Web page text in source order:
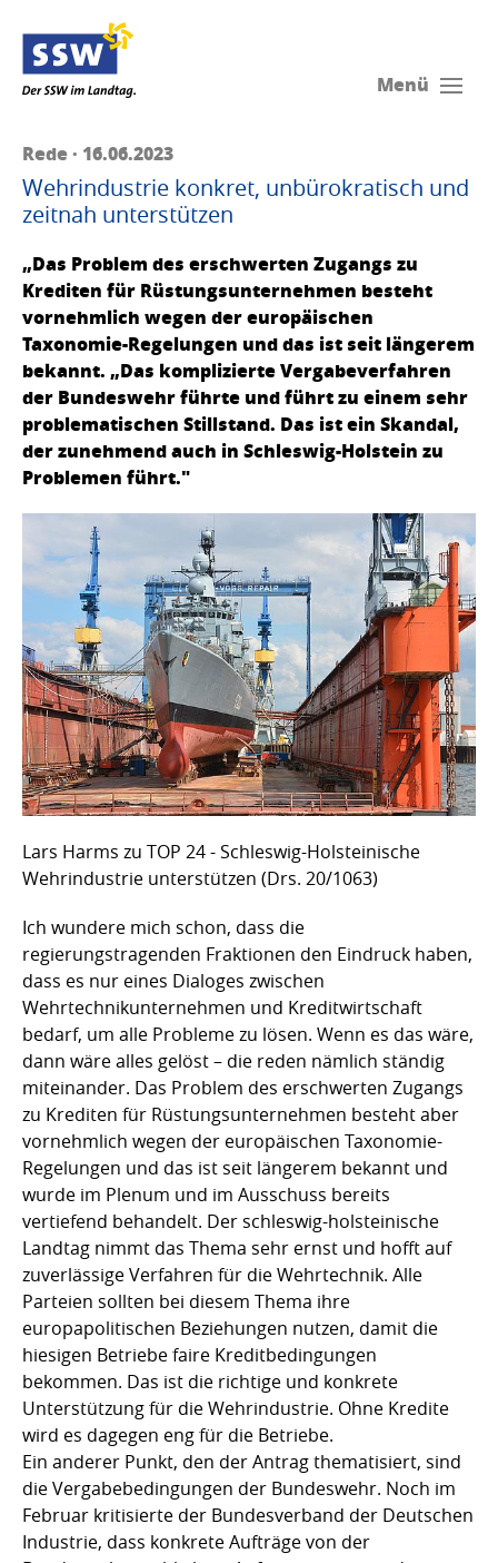
Menü
Rede · 16.06.2023
Wehrindustrie konkret, unbürokratisch und
zeitnah unterstützen
„Das Problem des erschwerten Zugangs zu
Krediten für Rüstungsunternehmen besteht
vornehmlich wegen der europäischen
Taxonomie-Regelungen und das ist seit längerem
bekannt. „Das komplizierte Vergabeverfahren
der Bundeswehr führte und führt zu einem sehr
problematischen Stillstand. Das ist ein Skandal,
der zunehmend auch in Schleswig-Holstein zu
Problemen führt."
Lars Harms zu TOP 24 - Schleswig-Holsteinische
Wehrindustrie unterstützen (Drs. 20/1063)
Ich wundere mich schon, dass die
regierungstragenden Fraktionen den Eindruck haben,
dass es nur eines Dialoges zwischen
Wehrtechnikunternehmen und Kreditwirtschaft
bedarf, um alle Probleme zu lösen. Wenn es das wäre,
dann wäre alles gelöst – die reden nämlich ständig
miteinander. Das Problem des erschwerten Zugangs
zu Krediten für Rüstungsunternehmen besteht aber
vornehmlich wegen der europäischen Taxonomie-
Regelungen und das ist seit längerem bekannt und
wurde im Plenum und im Ausschuss bereits
vertiefend behandelt. Der schleswig-holsteinische
Landtag nimmt das Thema sehr ernst und hofft auf
zuverlässige Verfahren für die Wehrtechnik. Alle
Parteien sollten bei diesem Thema ihre
europapolitischen Beziehungen nutzen, damit die
hiesigen Betriebe faire Kreditbedingungen
bekommen. Das ist die richtige und konkrete
Unterstützung für die Wehrindustrie. Ohne Kredite
wird es dagegen eng für die Betriebe.
Ein anderer Punkt, den der Antrag thematisiert, sind
die Vergabebedingungen der Bundeswehr. Noch im
Februar kritisierte der Bundesverband der Deutschen
Industrie, dass konkrete Aufträge von der